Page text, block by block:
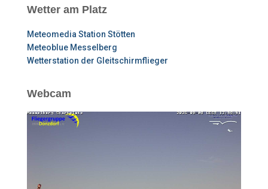
Wetter am Platz
Meteomedia Station Stötten
Meteoblue Messelberg
Wetterstation der Gleitschirmflieger
Webcam